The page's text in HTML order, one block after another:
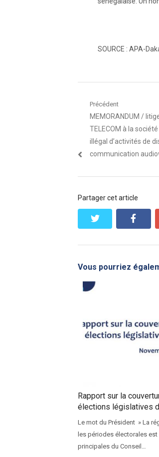
SOURCE : APA-
Navigation
de
l’article
Précédent
Article
précédent
:
MEMORANDUM /
TELECOM à la
illégal d’activités de
communication
Partager cet article
Vous pourriez
Rapport sur la
élections législatives
Le mot du Président » La
les périodes électorales
principales du Conseil…